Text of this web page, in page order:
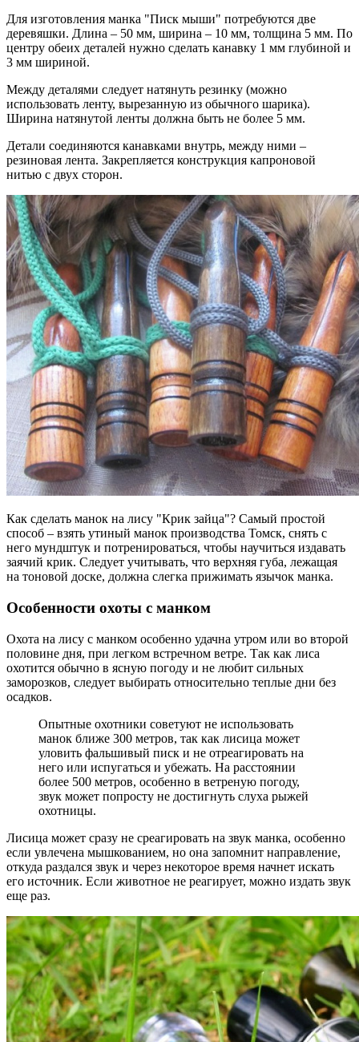
Для изготовления манка "Писк мыши" потребуются две
деревяшки. Длина – 50 мм, ширина – 10 мм, толщина 5 мм. По
центру обеих деталей нужно сделать канавку 1 мм глубиной и
3 мм шириной.
Между деталями следует натянуть резинку (можно
использовать ленту, вырезанную из обычного шарика).
Ширина натянутой ленты должна быть не более 5 мм.
Детали соединяются канавками внутрь, между ними –
резиновая лента. Закрепляется конструкция капроновой
нитью с двух сторон.
Как сделать манок на лису "Крик зайца"? Самый простой
способ – взять утиный манок производства Томск, снять с
него мундштук и потренироваться, чтобы научиться издавать
заячий крик. Следует учитывать, что верхняя губа, лежащая
на тоновой доске, должна слегка прижимать язычок манка.
Особенности охоты с манком
Охота на лису с манком особенно удачна утром или во второй
половине дня, при легком встречном ветре. Так как лиса
охотится обычно в ясную погоду и не любит сильных
заморозков, следует выбирать относительно теплые дни без
осадков.
Опытные охотники советуют не использовать
манок ближе 300 метров, так как лисица может
уловить фальшивый писк и не отреагировать на
него или испугаться и убежать. На расстоянии
более 500 метров, особенно в ветреную погоду,
звук может попросту не достигнуть слуха рыжей
охотницы.
Лисица может сразу не среагировать на звук манка, особенно
если увлечена мышкованием, но она запомнит направление,
откуда раздался звук и через некоторое время начнет искать
его источник. Если животное не реагирует, можно издать звук
еще раз.